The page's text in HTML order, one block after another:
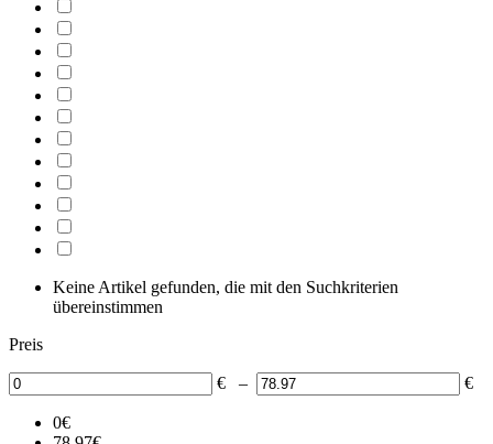
Keine Artikel gefunden, die mit den Suchkriterien
übereinstimmen
Preis
€ – €
0€